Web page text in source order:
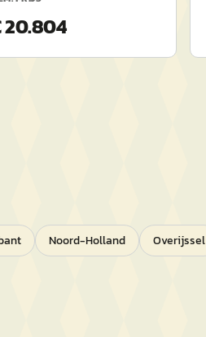
20.804
Noord-Holland Overijssel